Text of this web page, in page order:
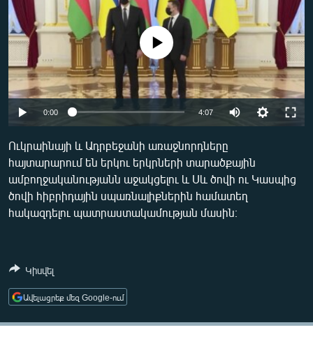
ՏԱՐԱԾԱՇՐՋԱՆ
ՄԻՋԱԶԳԱՅԻՆ
ՄՇԱԿՈՒՅԹ
ՍՊՈՐՏ
ՄԵԿՆԱԲԱՆՈՒԹՅՈՒՆ
ՏՏ ԵՒ ԻՆՏԵՐՆԵՏ
ԿՈՐՈՆԱՎԻՐՈՒՍ
ԱՐԽԻՎ
ՏԵՍԱՆՅՈՒԹԵՐ
ՁԳՏԵԼՈՎ ԼԱՎԱԳՈՒՅՆԻՆ
ՓՈԴՔԱՍԹ
Հայերեն
Auto 240p 360p 480p
No media source currently available
0:00 4:07
360p
480p
Ուկրաինայի և Ադրբեջանի առաջնորդները
հայտարարում են երկու երկրների տարածքային
ամբողջականությանն աջակցելու և Սև ծովի ու Կասպից
ծովի հիբրիդային սպառնալիքներին համատեղ
հակազդելու պատրաստակամության մասին։
Կիսվել
Ավելացրեք մեզ Google-ում